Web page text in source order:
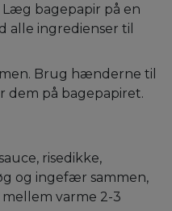
Læg bagepapir på en
alle ingredienser til
Brug hænderne til
dem på bagepapiret.
risedikke,
og ingefær sammen,
varme 2-3